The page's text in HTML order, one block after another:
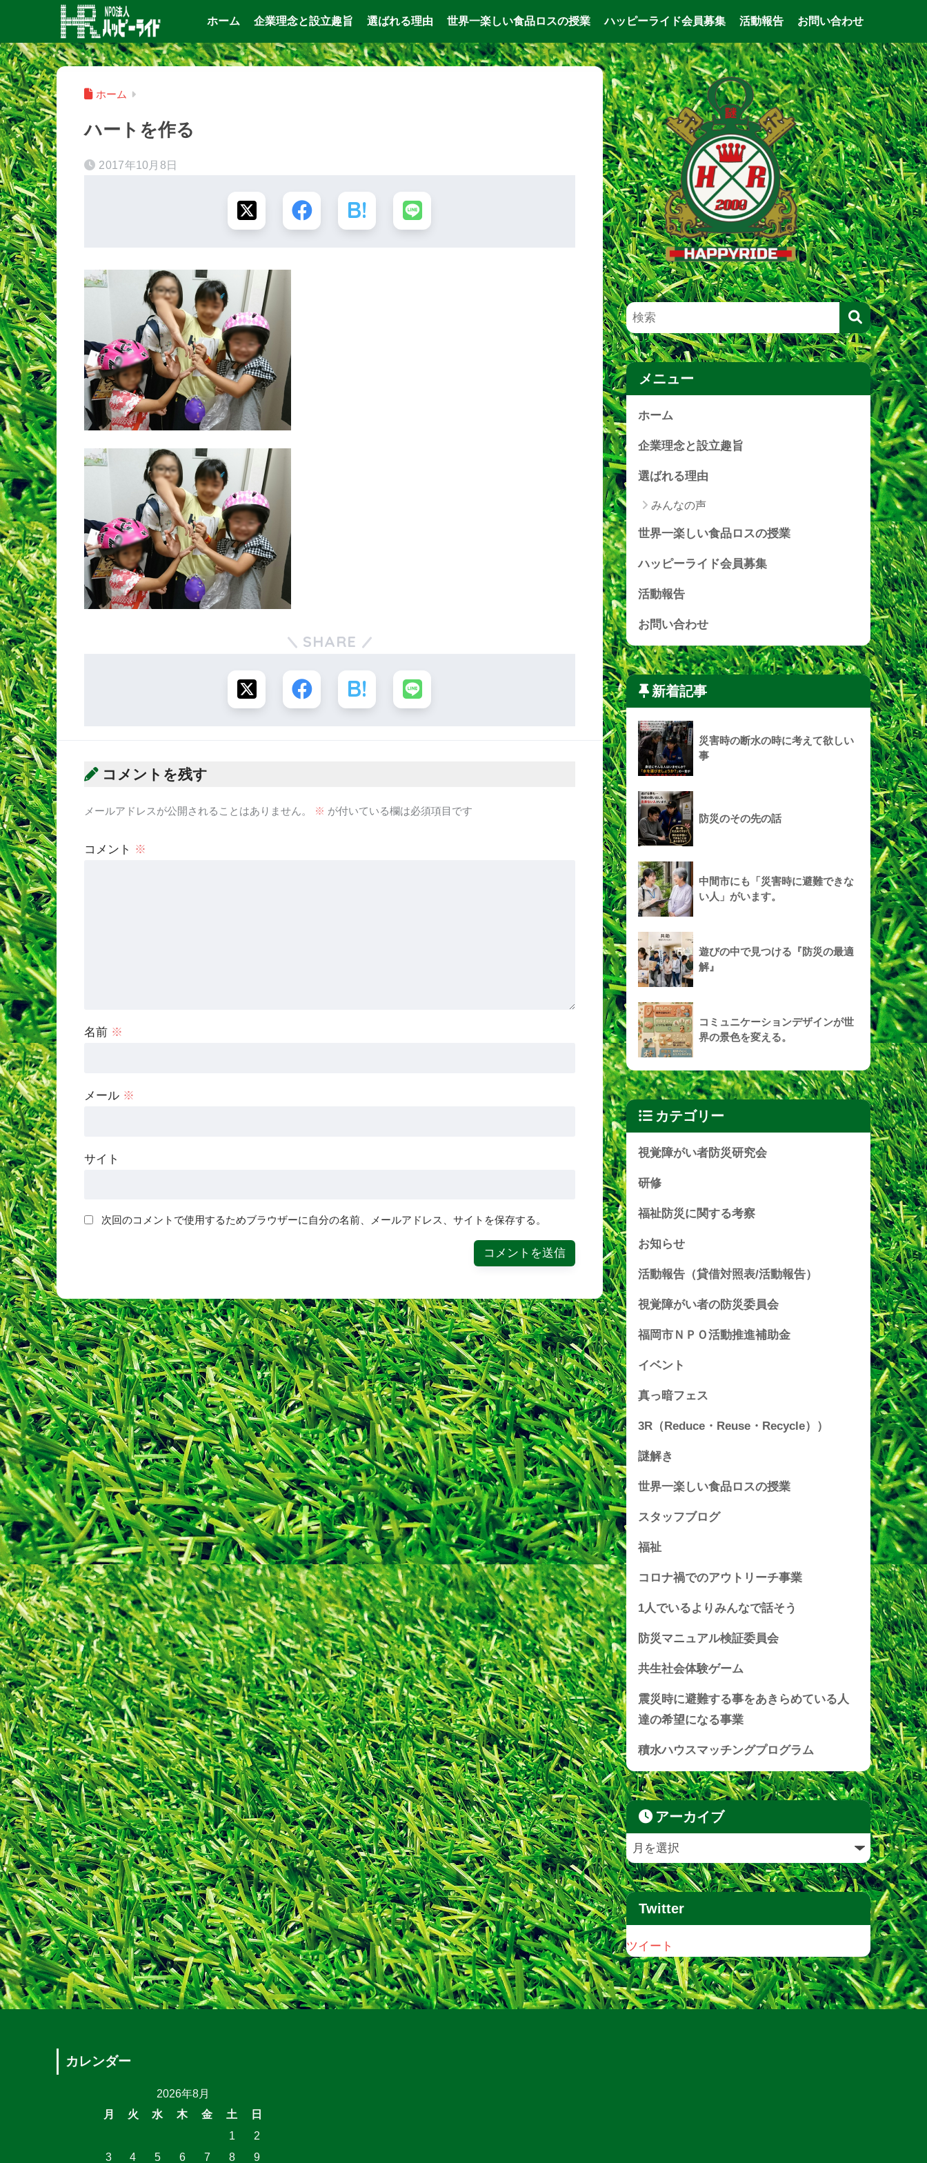
ホーム 企業理念と設立趣旨 選ばれる理由 世界一楽しい食品ロスの授業 ハッピーライド会員募集 活動報告 お問い合わせ
ホーム
ハートを作る
2017年10月8日
SHARE
コメントを残す
メールアドレスが公開されることはありません。 ※ が付いている欄は必須項目です
コメント ※
名前 ※
メール ※
サイト
次回のコメントで使用するためブラウザーに自分の名前、メールアドレス、サイトを保存する。
メニュー
ホーム
企業理念と設立趣旨
選ばれる理由
みんなの声
世界一楽しい食品ロスの授業
ハッピーライド会員募集
活動報告
お問い合わせ
新着記事
災害時の断水の時に考えて欲しい
事
防災のその先の話
中間市にも「災害時に避難できな
い人」がいます。
遊びの中で見つける『防災の最適
解』
コミュニケーションデザインが世
界の景色を変える。
カテゴリー
視覚障がい者防災研究会
研修
福祉防災に関する考察
お知らせ
活動報告（貸借対照表/活動報告）
視覚障がい者の防災委員会
福岡市ＮＰＯ活動推進補助金
イベント
真っ暗フェス
3R（Reduce・Reuse・Recycle））
謎解き
世界一楽しい食品ロスの授業
スタッフブログ
福祉
コロナ禍でのアウトリーチ事業
1人でいるよりみんなで話そう
防災マニュアル検証委員会
共生社会体験ゲーム
震災時に避難する事をあきらめている人
達の希望になる事業
積水ハウスマッチングプログラム
アーカイブ
Twitter
ツイート
カレンダー
2026年8月
月
火 水 木 金 土
日
1
2
3
4 5 6 7 8 9